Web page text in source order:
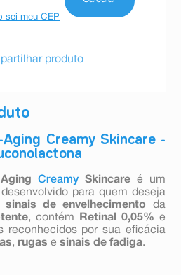
Creamy Skincare -
Creamy Skincareé um
desenvolvido para quem deseja
sinais de envelhecimento
da
, contém Retinal 0,05% e
reconhecidos por sua eficácia
, rugas esinais de fadiga.
sei meu CEP
produto